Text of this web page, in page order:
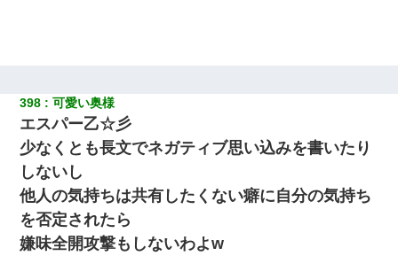
10年ほど前、息子がまだ年中だった時に離婚したんだけど、一昨
年の暮れに突然息子が職場を訪ねてきた。
【GJ!】会社から帰宅中、広い駐車場にエンジンかけっ放しの車を
発見。しかも「ヒィ～」みたいな声も聞こえてきたので気になっ
て近寄ったら女の子がおっさんの下敷きになってた
398 可愛い奥様
エスパー乙☆彡
少なくとも長文でネガティブ思い込みを書いたり
しないし
他人の気持ちは共有したくない癖に自分の気持ち
を否定されたら
嫌味全開攻撃もしないわよw